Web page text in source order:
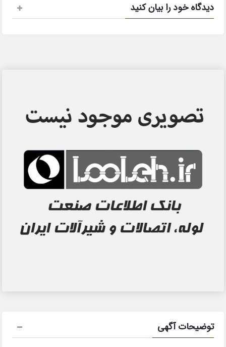
دیدگاه خود را بیان کنید
توضیحات آگهی